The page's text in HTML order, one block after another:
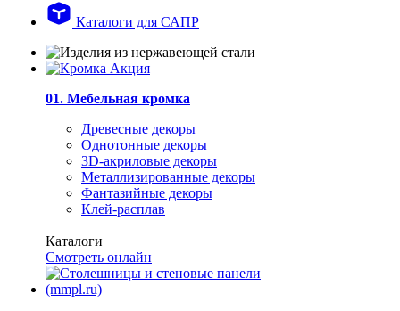
Каталоги для САПР
01. Мебельная кромка
Древесные декоры
Однотонные декоры
3D-акриловые декоры
Металлизированные декоры
Фантазийные декоры
Клей-расплав
Каталоги
Смотреть онлайн